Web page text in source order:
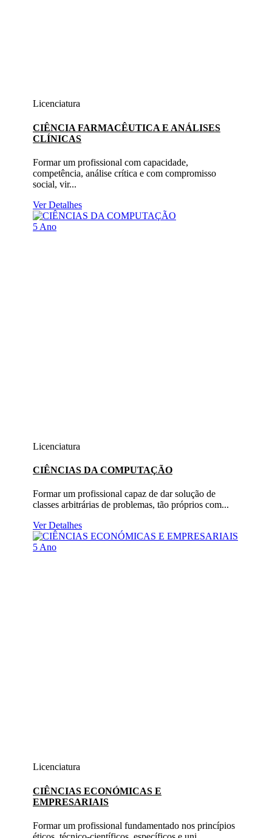
Licenciatura
CIÊNCIA FARMACÊUTICA E ANÁLISES
CLÍNICAS
Formar um profissional com capacidade,
competência, análise crítica e com compromisso
social, vir...
Ver Detalhes
5 Ano
Licenciatura
CIÊNCIAS DA COMPUTAÇÃO
Formar um profissional capaz de dar solução de
classes arbitrárias de problemas, tão próprios com...
Ver Detalhes
5 Ano
Licenciatura
CIÊNCIAS ECONÓMICAS E
EMPRESARIAIS
Formar um profissional fundamentado nos princípios